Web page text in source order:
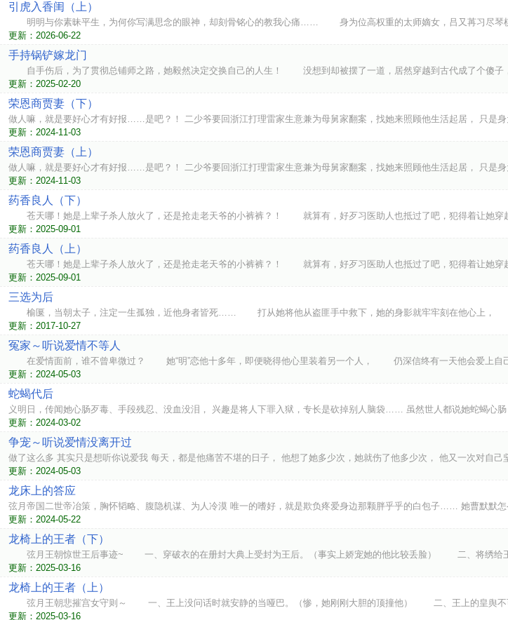
引虎入香闺（上）
明明与你素昧平生，为何你写满思念的眼神，却刻骨铭心的教我心痛…… 身为位高权重的太师嫡女，吕又苒习尽
更新：2026-06-22
手持锅铲嫁龙门
自手伤后，为了贯彻总铺师之路，她毅然决定交换自己的人生！ 没想到却被摆了一道，居然穿越到古代成了个傻
更新：2025-02-20
荣恩商贾妻（下）
做人嘛，就是要好心才有好报……是吧？！ 二少爷要回浙江打理雷家生意兼为母舅家翻案，找她来照顾他生活起居， 只是
更新：2024-11-03
荣恩商贾妻（上）
做人嘛，就是要好心才有好报……是吧？！ 二少爷要回浙江打理雷家生意兼为母舅家翻案，找她来照顾他生活起居， 只是
更新：2024-11-03
药香良人（下）
苍天哪！她是上辈子杀人放火了，还是抢走老天爷的小裤裤？！ 就算有，好歹习医助人也抵过了吧，犯得着让她
更新：2025-09-01
药香良人（上）
苍天哪！她是上辈子杀人放火了，还是抢走老天爷的小裤裤？！ 就算有，好歹习医助人也抵过了吧，犯得着让她
更新：2025-09-01
三选为后
榆匽，当朝太子，注定一生孤独，近他身者皆死…… 打从她将他从盗匪手中救下，她的身影就牢牢刻在他心上，
更新：2017-10-27
冤家～听说爱情不等人
在爱情面前，谁不曾卑微过？ 她“明”恋他十多年，即便晓得他心里装着另一个人， 仍深信终有一天他会爱上
更新：2024-05-03
蛇蝎代后
义明日，传闻她心肠歹毒、手段残忍、没血没泪， 兴趣是将人下罪入狱，专长是砍掉别人脑袋…… 虽然世人都说她蛇蝎心
更新：2024-03-02
争宠～听说爱情没离开过
做了这么多 其实只是想听你说爱我 每天，都是他痛苦不堪的日子， 他想了她多少次，她就伤了他多少次， 他又一次对自
更新：2024-05-03
龙床上的答应
弦月帝国二世帝冶策，胸怀韬略、腹隐机谋、为人冷漠 唯一的嗜好，就是欺负疼爱身边那颗胖乎乎的白包子…… 她曹默默
更新：2024-05-22
龙椅上的王者（下）
弦月王朝惊世王后事迹~ 一、穿破衣的在册封大典上受封为王后。（事实上娇宠她的他比较丢脸） 二、将绣给王
更新：2025-03-16
龙椅上的王者（上）
弦月王朝悲摧宫女守则～ 一、王上没问话时就安静的当哑巴。（惨，她刚刚大胆的顶撞他） 二、王上的皇舆不可
更新：2025-03-16